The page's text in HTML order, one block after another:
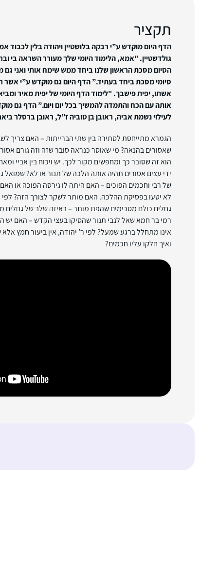
תקציר
הדף היום מוקדש ע”י רבקה בלושטיין ויהודה בלין לכבוד
גולדשטיין. "אמא, הלימוד היומי שלך מעורר השראה בי
הסיום מסכת הראשון שלנו ביחד ממש שימח אותי ואני גם
סיומי מסכת ביחד בעתיד.”הדף היום גם מוקדש ע”י אשר
אשתו, יפית פישבך. "לימוד הדף היומי של יפית מאיר
אותה עם הכח והתמדה להמשיך בכל יום ויום.”הדף גם
לעילוי נשמת אביה, ראובן בן טוביה ז”ל, ראובן ברסלר ביארצייט
הגמרא מתייחסת לסתירה בין שתי הברייתות – האם צריך
שאסורים בהנאה? מי שאוסר כנראה סובר שזה וזה גורם
הוא זה שסובר כך ומחפשים מקור לכך. יש ויכוח בין אביי
ידי עצים אסורים תהיה אותה הלכה של תנור או לא?
של רבי וחכמים הפוכים – האם היתה לו גירסה הפוכה או
לא יטעו בפסיקת ההלכה. האם מותר לשקר לצורך הזה? לפי
גחלים כולם מסכימים שהפת מותר – באיזה שלב של גחלים
רמי בר חמא שאל לגבי תנור שהסיקו בעצי הקדש – האם
אינו מתחלל ברגע שמעל? לפי ר’ יהודה, אין ביעור חמץ
ואיך חלקו עליו חכמים?